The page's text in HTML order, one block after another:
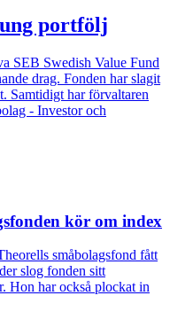
portfölj
SEB Swedish Value Fund
drag. Fonden har slagit
Samtidigt har förvaltaren
- Investor och
kör om index
småbolagsfond fått
slog fonden sitt
Hon har också plockat in